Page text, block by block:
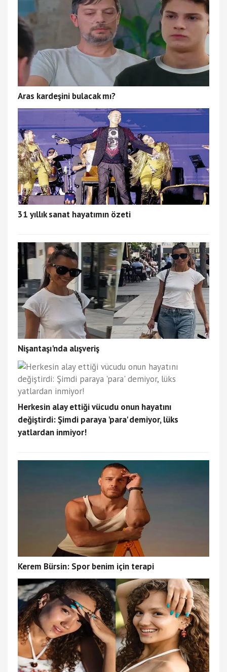
Aras kardeşini bulacak mı?
31 yıllık sanat hayatımın özeti
Nişantaşı'nda alışveriş
Herkesin alay ettiği vücudu onun hayatını
değiştirdi: Şimdi paraya 'para' demiyor, lüks
yatlardan inmiyor!
Kerem Bürsin: Spor benim için terapi